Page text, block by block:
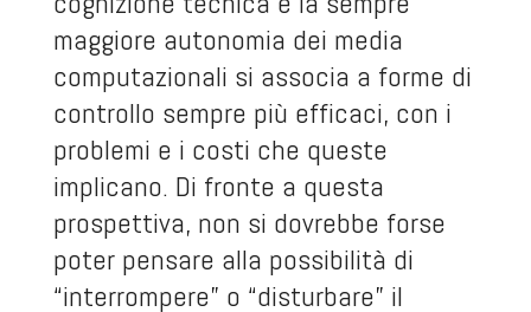
maggiore autonomia dei media
computazionali si associa a forme di
controllo sempre più efficaci, con i
problemi e i costi che queste
implicano. Di fronte a questa
prospettiva, non si dovrebbe forse
poter pensare alla possibilità di
“interrompere” o “disturbare” il